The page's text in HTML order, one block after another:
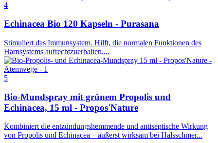
4
Echinacea Bio 120 Kapseln - Purasana
Stimuliert das Immunsystem. Hilft, die normalen Funktionen des
Harnsystems aufrechtzuerhalten....
5
Bio-Mundspray mit grünem Propolis und
Echinacea, 15 ml - Propos'Nature
Kombiniert die entzündungshemmende und antiseptische Wirkung
von Propolis und Echinacea – äußerst wirksam bei Halsschmer...